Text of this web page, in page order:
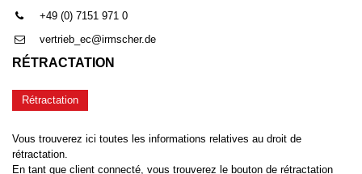
+49 (0) 7151 971 0
vertrieb_ec@irmscher.de
RÉTRACTATION
Rétractation
Vous trouverez ici toutes les informations relatives au droit de
rétractation.
En tant que client connecté, vous trouverez le bouton de rétractation